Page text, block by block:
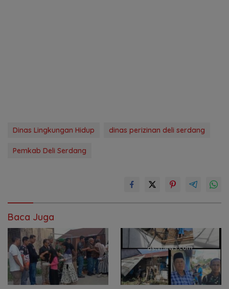
Dinas Lingkungan Hidup dinas perizinan deli serdang
Pemkab Deli Serdang
Baca Juga